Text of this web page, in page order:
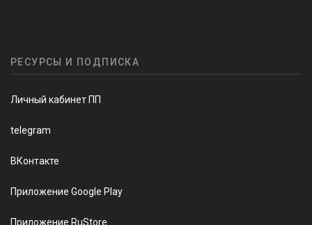
РЕСУРСЫ И ПОДПИСКА
Личный кабинет ПП
telegram
ВКонтакте
Приложение Google Play
Приложение RuStore